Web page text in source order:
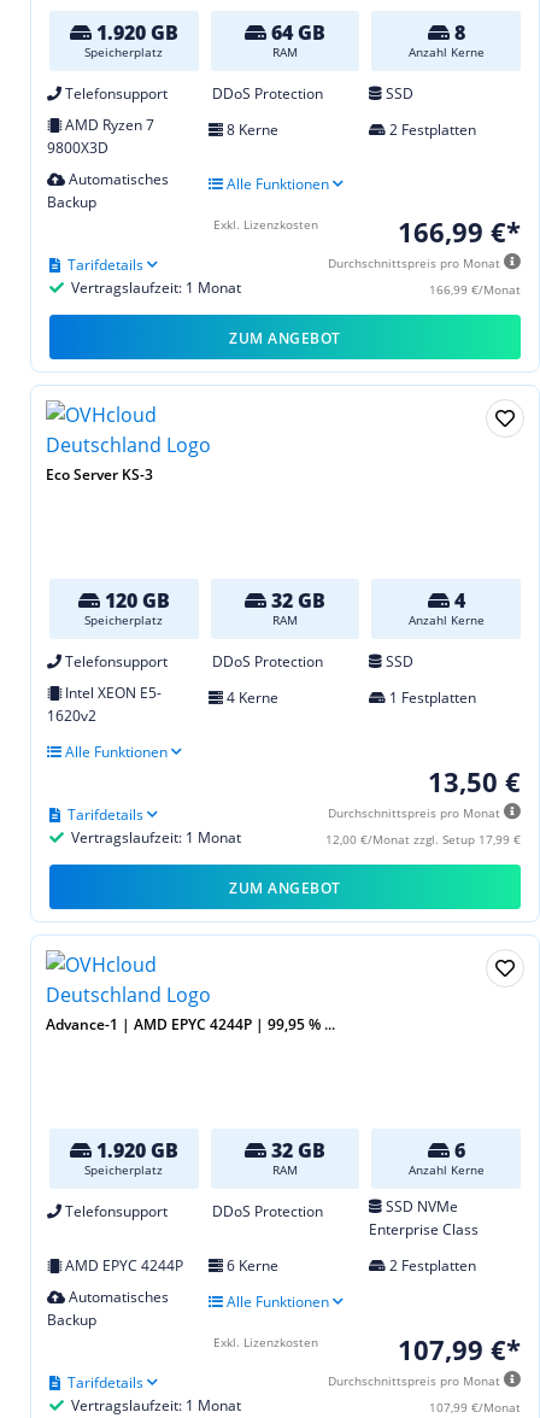
1.920 GB
Speicherplatz
64 GB
RAM
8
Anzahl Kerne
Telefonsupport DDoS Protection
SSD
AMD Ryzen 7
9800X3D
8 Kerne 2 Festplatten
Automatisches
Backup
Alle Funktionen
166,99 €*
Durchschnittspreis pro Monat
166,99 €/Monat
Vertragslaufzeit: 1 Monat
Tarifdetails
Exkl. Lizenzkosten
ZUM ANGEBOT
Eco Server KS-3
120 GB
Speicherplatz
32 GB
RAM
4
Anzahl Kerne
Telefonsupport DDoS Protection
SSD
Intel XEON E5-
1620v2
4 Kerne 1 Festplatten
Alle Funktionen
13,50 €
Durchschnittspreis pro Monat
12,00 €/Monat zzgl. Setup 17,99 €
Vertragslaufzeit: 1 Monat
Tarifdetails
ZUM ANGEBOT
Advance-1 | AMD EPYC 4244P | 99,95 % ...
1.920 GB
Speicherplatz
32 GB
RAM
6
Anzahl Kerne
Telefonsupport DDoS Protection
SSD NVMe
Enterprise Class
AMD EPYC 4244P
6 Kerne
2 Festplatten
Automatisches
Backup
Alle Funktionen
107,99 €*
Durchschnittspreis pro Monat
107,99 €/Monat
Vertragslaufzeit: 1 Monat
Tarifdetails
Exkl. Lizenzkosten